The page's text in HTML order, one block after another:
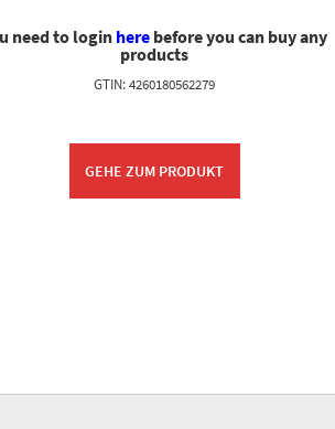
need to login here before you can buy any
products
GTIN: 4260180562279
GEHE ZUM PRODUKT